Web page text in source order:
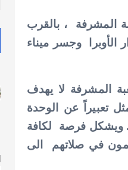
المشرفة ، بالقرب
الأوبرا وجسر ميناء
المشرفة لا يهدف
تعبيراً عن الوحدة
. ويشكل فرصة لكافة
في صلاتهم الى